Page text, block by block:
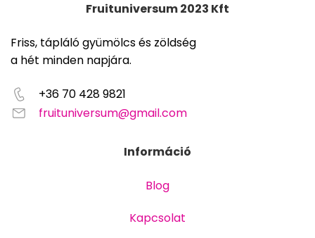
Fruituniversum 2023 Kft
Friss, tápláló gyümölcs és zöldség
a hét minden napjára.
+36 70 428 9821
fruituniversum@gmail.com
Információ
Blog
Kapcsolat